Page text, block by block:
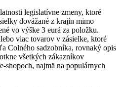
legislatívne zmeny, ktoré
dovážané z krajín mimo
vo výške 3 eurá za položku.
viac tovarov v zásielke, ktoré
Colného sadzobníka, rovnaký opis
všetkých zákazníkov
najmä na populárnych